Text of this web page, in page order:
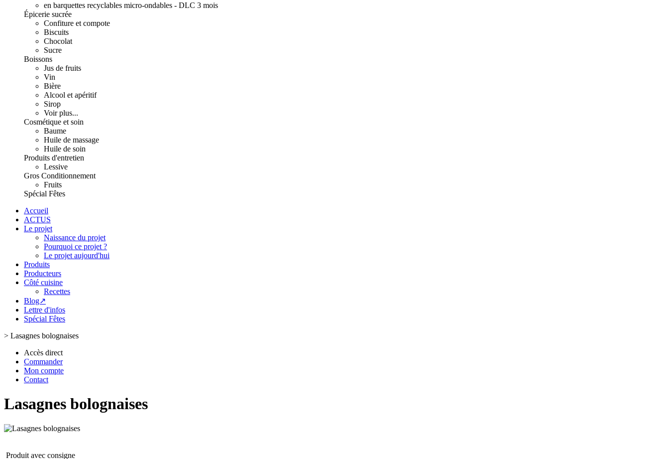
en barquettes recyclables micro-ondables - DLC 3 mois
Épicerie sucrée
Confiture et compote
Biscuits
Chocolat
Sucre
Boissons
Jus de fruits
Vin
Bière
Alcool et apéritif
Sirop
Voir plus...
Cosmétique et soin
Baume
Huile de massage
Huile de soin
Produits d'entretien
Lessive
Gros Conditionnement
Fruits
Spécial Fêtes
Accueil
ACTUS
Le projet
Naissance du projet
Pourquoi ce projet ?
Le projet aujourd'hui
Produits
Producteurs
Côté cuisine
Recettes
Blog↗
Lettre d'infos
Spécial Fêtes
> Lasagnes bolognaises
Accès direct
Commander
Mon compte
Contact
Lasagnes bolognaises
Produit avec consigne